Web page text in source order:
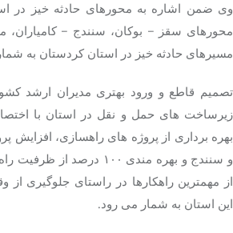
وی ضمن اشاره به محورهای حادثه خیز در
محورهای سقز – بوکان، سنندج – کامیاران،
مسیرهای حادثه خیز در استان کردستان به
تصمیم قاطع و ورود بهتری مدیران ارشد
زیرساخت های حمل و نقل در استان با
بهره برداری از پروژه های راهسازی، افزایش
و سنندج و بهره مندی ۱۰۰
از مهمترین راهکارها در راستای جلوگیری از
این استان به شمار می رود.